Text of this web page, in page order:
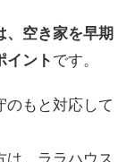
、空き家を早期
イント です。
のもと対応して